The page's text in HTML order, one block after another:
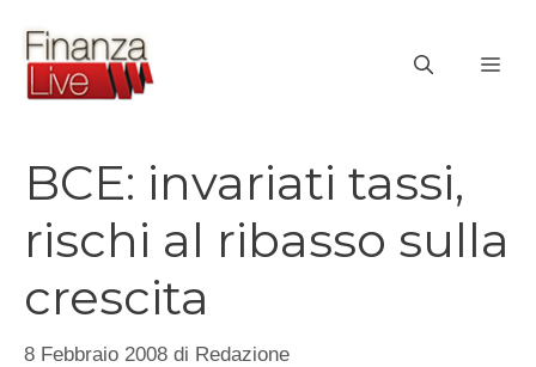
contenuto
BCE: invariati tassi,
rischi al ribasso sulla
crescita
8 Febbraio 2008 di Redazione